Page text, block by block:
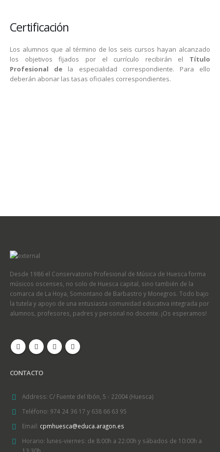
Certificación
Los alumnos que al término de los seis cursos hayan alcanzado
los objetivos fijados por el currículo recibirán el Título
Profesional de la especialidad correspondiente. Para ello
deberán abonar las tasas oficiales correspondientes.
Desde 1986 el Conservatorio Profesional de Música de Huesca forma
músicos oscenses, no solo de Huesca capital, sino también de la
comarca de La Hoya, Somontano de Barbastro y Monegros. Todo bajo
la tutela y apoyo de una entusiasta comunidad educativa integrada por
alumnos, profesores, padres y personal no docente. ¡Os esperamos!
CONTACTO
Address: C/ Fuente del Ibón, 5 - 22004 (Huesca)
Teléfono: 974 24 36 17 y 638 66 63 95
Email: cpmhuesca@educa.aragon.es
Horario: lunes-viernes: de 8:00h a 22:00h y sábados de 10:00h a